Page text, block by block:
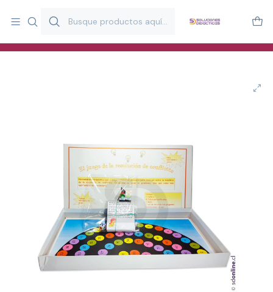
y estimulación infantil en Chile.
Especialistas en recursos educativos para aulas, terapeutas y